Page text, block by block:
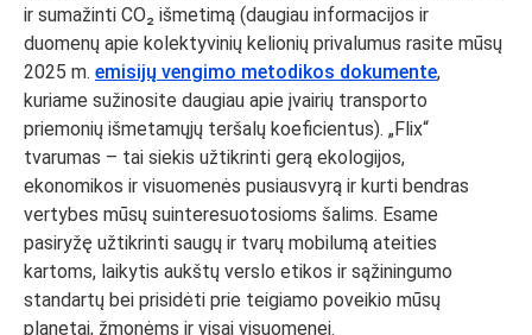
ir sumažinti CO₂ išmetimą (daugiau informacijos ir
duomenų apie kolektyvinių kelionių privalumus rasite mūsų
2025 m. emisijų vengimo metodikos dokumente,
kuriame sužinosite daugiau apie įvairių transporto
priemonių išmetamųjų teršalų koeficientus). „Flix“
tvarumas – tai siekis užtikrinti gerą ekologijos,
ekonomikos ir visuomenės pusiausvyrą ir kurti bendras
vertybes mūsų suinteresuotosioms šalims. Esame
pasiryžę užtikrinti saugų ir tvarų mobilumą ateities
kartoms, laikytis aukštų verslo etikos ir sąžiningumo
standartų bei prisidėti prie teigiamo poveikio mūsų
planetai, žmonėms ir visai visuomenei.